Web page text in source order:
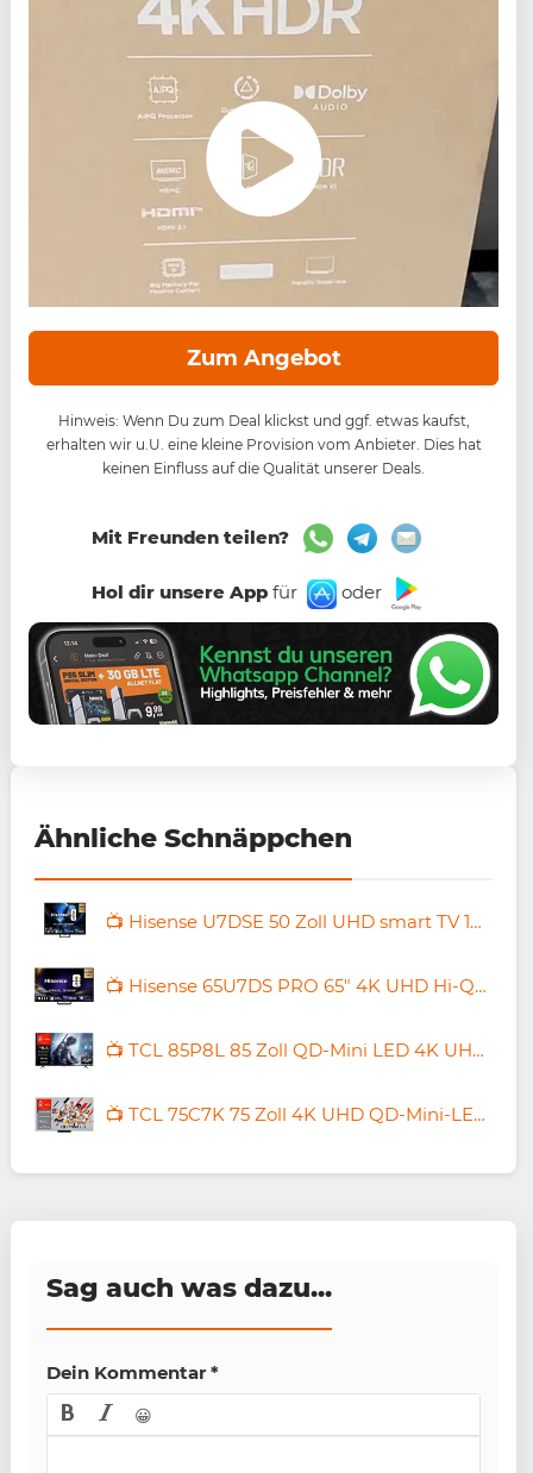
Zum Angebot
Hinweis: Wenn Du zum Deal klickst und ggf. etwas kaufst,
erhalten wir u.U. eine kleine Provision vom Anbieter. Dies hat
keinen Einfluss auf die Qualität unserer Deals.
Mit Freunden teilen?
Hol dir unsere Appfür oder
Ähnliche Schnäppchen
📺 Hisense U7DSE 50 Zoll UHD smart TV 144Hz für 488,99€ (statt 556€)
📺 Hisense 65U7DS PRO 65″ 4K UHD Hi-QLED Mini LED Pro Smart TV für 799€ (statt 898€)
📺 TCL 85P8L 85 Zoll QD-Mini LED 4K UHD Smart TV ab 1.274€ (statt 1.499€)
📺 TCL 75C7K 75 Zoll 4K UHD QD-Mini-LED Google TV ab 944,35€ (statt 1.129€)
Sag auch was dazu...
Dein Kommentar *
😀